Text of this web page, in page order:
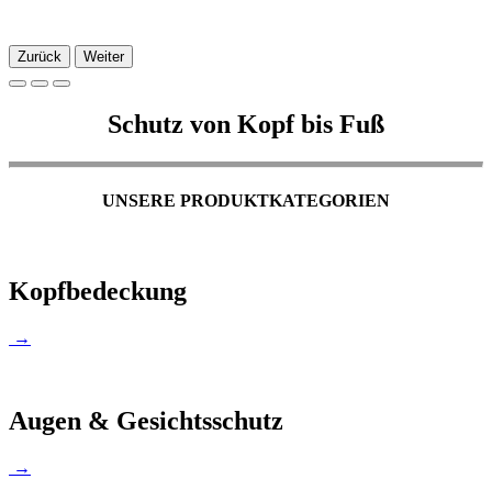
Zurück Weiter
Schutz von Kopf bis Fuß
UNSERE PRODUKTKATEGORIEN
Kopfbedeckung
→
Augen & Gesichtsschutz
→